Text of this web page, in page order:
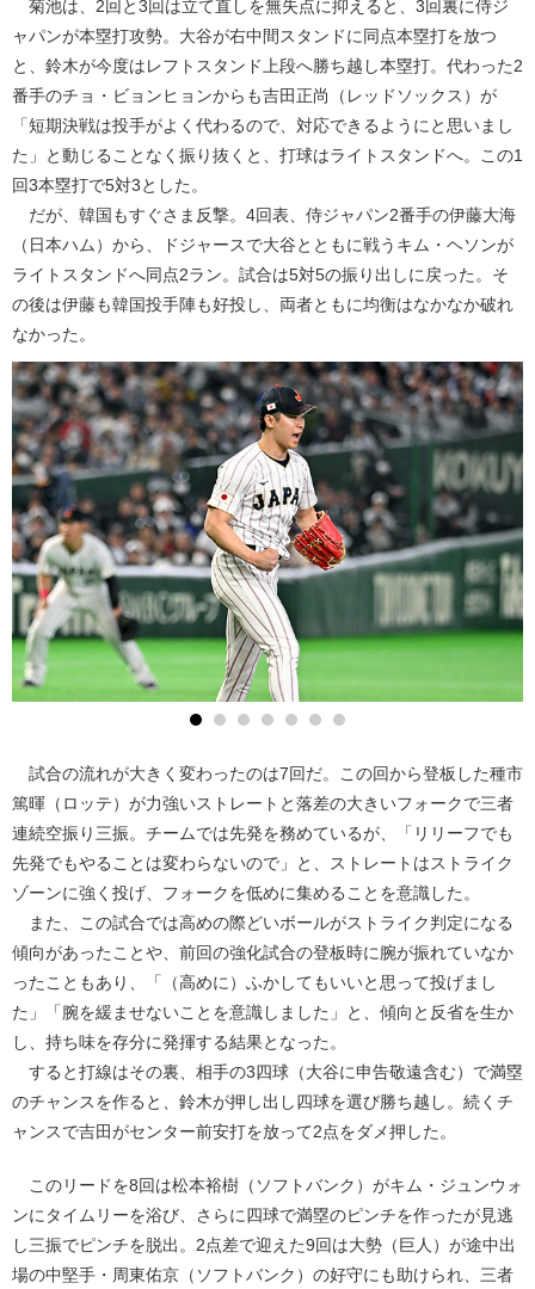
菊池は、2回と3回は立て直しを無失点に抑えると、3回裏に侍ジ
ャパンが本塁打攻勢。大谷が右中間スタンドに同点本塁打を放つ
と、鈴木が今度はレフトスタンド上段へ勝ち越し本塁打。代わった2
番手のチョ・ビョンヒョンからも吉田正尚（レッドソックス）が
「短期決戦は投手がよく代わるので、対応できるようにと思いまし
た」と動じることなく振り抜くと、打球はライトスタンドへ。この1
回3本塁打で5対3とした。
だが、韓国もすぐさま反撃。4回表、侍ジャパン2番手の伊藤大海
（日本ハム）から、ドジャースで大谷とともに戦うキム・ヘソンが
ライトスタンドへ同点2ラン。試合は5対5の振り出しに戻った。そ
の後は伊藤も韓国投手陣も好投し、両者ともに均衡はなかなか破れ
なかった。
試合の流れが大きく変わったのは7回だ。この回から登板した種市
篤暉（ロッテ）が力強いストレートと落差の大きいフォークで三者
連続空振り三振。チームでは先発を務めているが、「リリーフでも
先発でもやることは変わらないので」と、ストレートはストライク
ゾーンに強く投げ、フォークを低めに集めることを意識した。
また、この試合では高めの際どいボールがストライク判定になる
傾向があったことや、前回の強化試合の登板時に腕が振れていなか
ったこともあり、「（高めに）ふかしてもいいと思って投げまし
た」「腕を緩ませないことを意識しました」と、傾向と反省を生か
し、持ち味を存分に発揮する結果となった。
すると打線はその裏、相手の3四球（大谷に申告敬遠含む）で満塁
のチャンスを作ると、鈴木が押し出し四球を選び勝ち越し。続くチ
ャンスで吉田がセンター前安打を放って2点をダメ押した。
このリードを8回は松本裕樹（ソフトバンク）がキム・ジュンウォ
ンにタイムリーを浴び、さらに四球で満塁のピンチを作ったが見逃
し三振でピンチを脱出。2点差で迎えた9回は大勢（巨人）が途中出
場の中堅手・周東佑京（ソフトバンク）の好守にも助けられ、三者